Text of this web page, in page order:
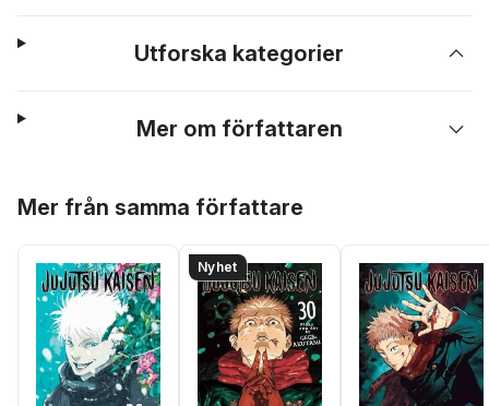
Utforska kategorier
Mer om författaren
Mer från samma författare
Nyhet